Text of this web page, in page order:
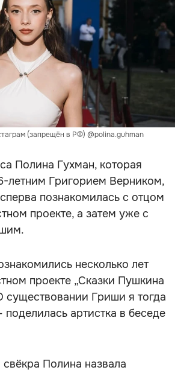
(запрещён в РФ) @polina.guhman
Полина Гухман, которая
летним Григорием Верником,
познакомилась с отцом
проекте, а затем уже с
несколько лет
проекте „Сказки Пушкина
существовании Гриши я тогда
артистка в беседе
Полина назвала